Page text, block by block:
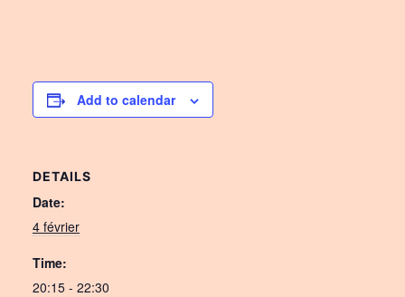
Add to calendar
DETAILS
Date:
4 février
Time:
20:15 - 22:30